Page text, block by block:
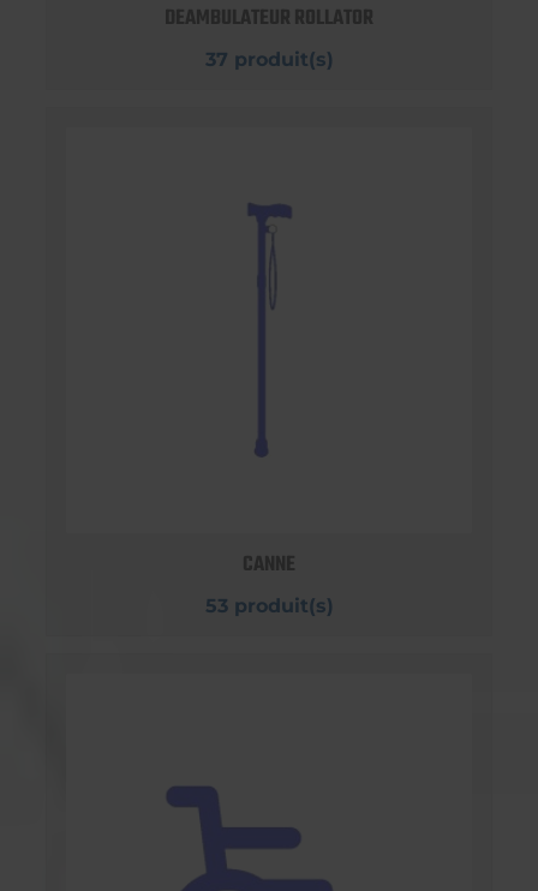
DEAMBULATEUR ROLLATOR
37 produit(s)
CANNE
53 produit(s)